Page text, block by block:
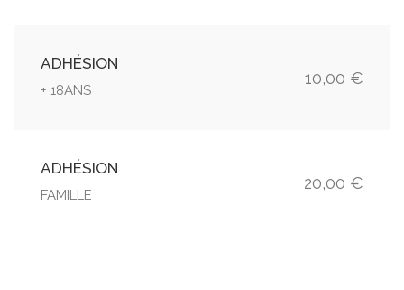
ADHÉSION
+ 18ANS
10,00 €
ADHÉSION
FAMILLE
20,00 €